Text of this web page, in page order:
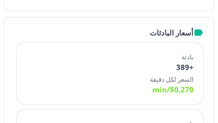
أسعار البادئات
بادئة
+389
السعر لكل دقيقة
$0.270
/min